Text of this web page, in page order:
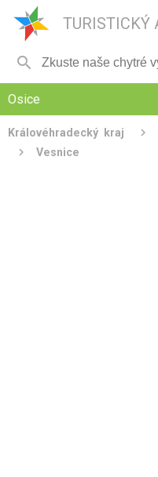
TURISTICKÝ

Osice
Královéhradecký kraj
Vesnice